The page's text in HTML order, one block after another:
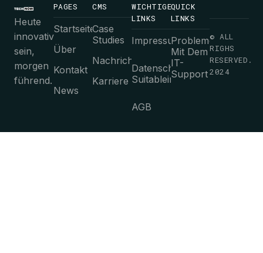
Heute
innovativ
sein,
morgen
führend.
PAGES
Startseite
Über
Kontakt
News
CMS
Case
Studies
Nachrichten
Karriere
WICHTIGE
LINKS
Impressum
Datenschutz-
Suitableimmungen
AGB
QUICK
LINKS
Probleme
Mit Dem
IT-
Support
© ALL
RIGHS
RESERVED.
2024